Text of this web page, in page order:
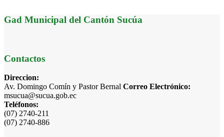
Gad Municipal del Cantón Sucúa
Contactos
Direccion:
Av. Domingo Comín y Pastor Bernal Correo Electrónico:
msucua@sucua.gob.ec
Teléfonos:
(07) 2740-211
(07) 2740-886